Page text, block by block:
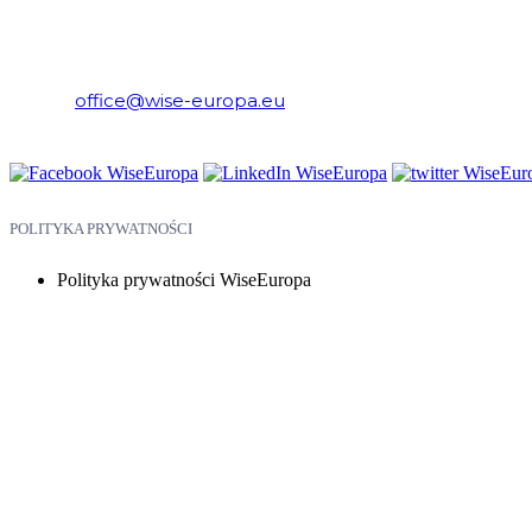
office@wise-europa.eu
POLITYKA PRYWATNOŚCI
Polityka prywatności WiseEuropa